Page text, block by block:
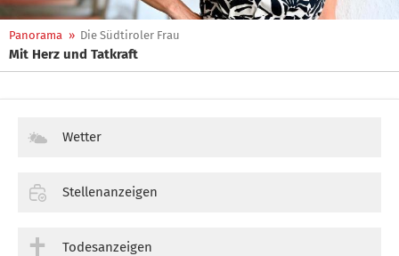
Panorama » Die Südtiroler Frau
Mit Herz und Tatkraft
Wetter
Stellenanzeigen
Todesanzeigen